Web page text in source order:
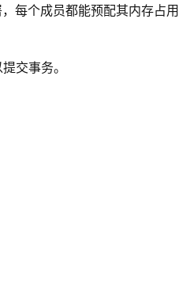
每个成员都能预配其内存占用
交事务。